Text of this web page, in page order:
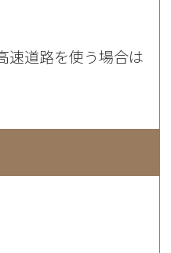
道路を使う場合は